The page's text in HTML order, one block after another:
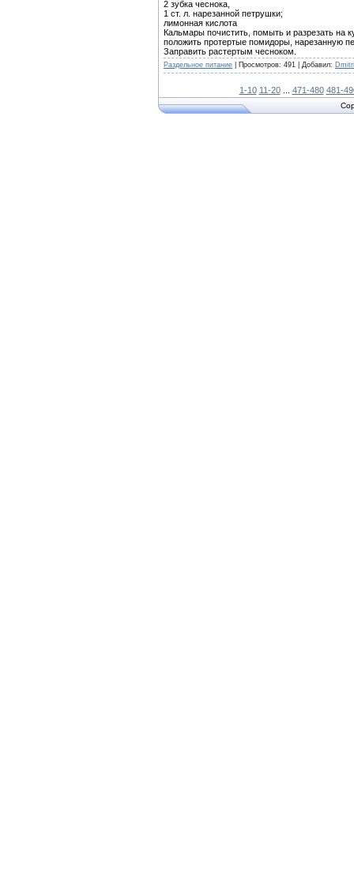
2 зубка чеснока,
1 ст. л. нарезанной петрушки;
лимонная кислота
Кальмары почистить, помыть и разрезать на
положить протертые помидоры, нарезанную
Заправить растертым чесноком.
Раздельное питание Просмотров: 491 Добавил:
1-10 11-20 471-480 481-